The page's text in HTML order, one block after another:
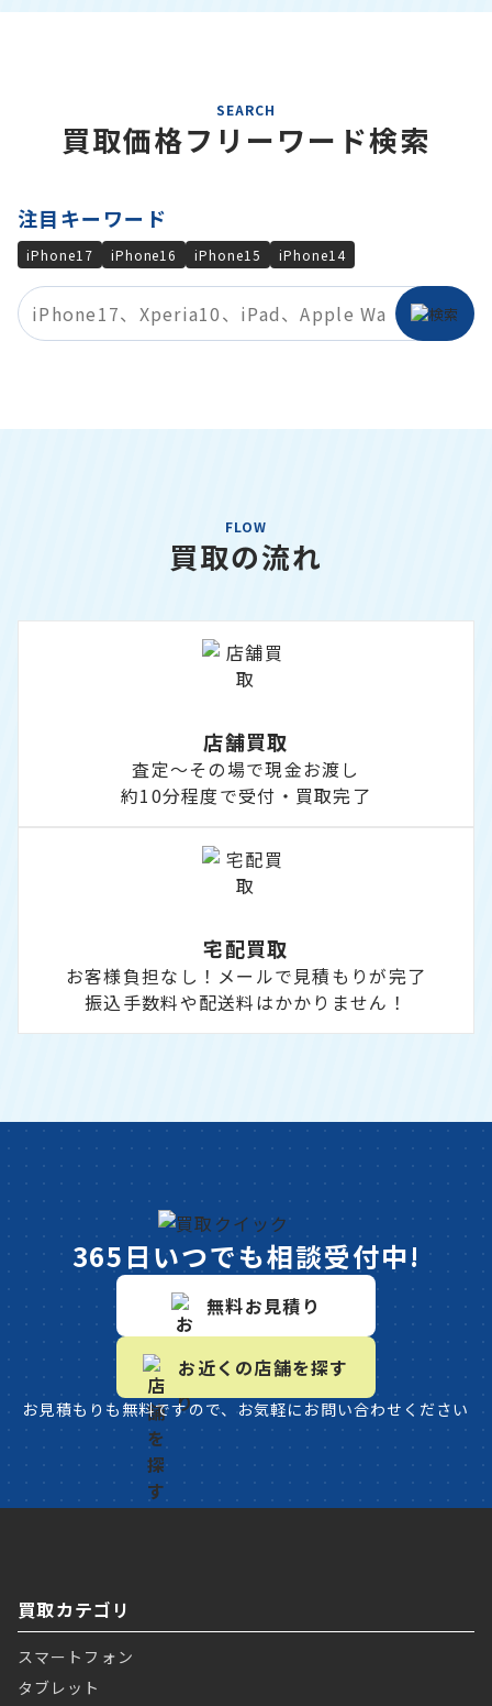
SEARCH
買取価格フリーワード検索
注目キーワード
iPhone17 iPhone16 iPhone15 iPhone14
FLOW
買取の流れ
店舗買取
査定～その場で現金お渡し
約10分程度で受付・買取完了
宅配買取
お客様負担なし！メールで見積もりが完了
振込手数料や配送料はかかりません！
365日いつでも相談受付中!
無料お見積り
お近くの店舗を探す
お見積もりも無料ですので、お気軽にお問い合わせください
買取カテゴリ
スマートフォン
タブレット